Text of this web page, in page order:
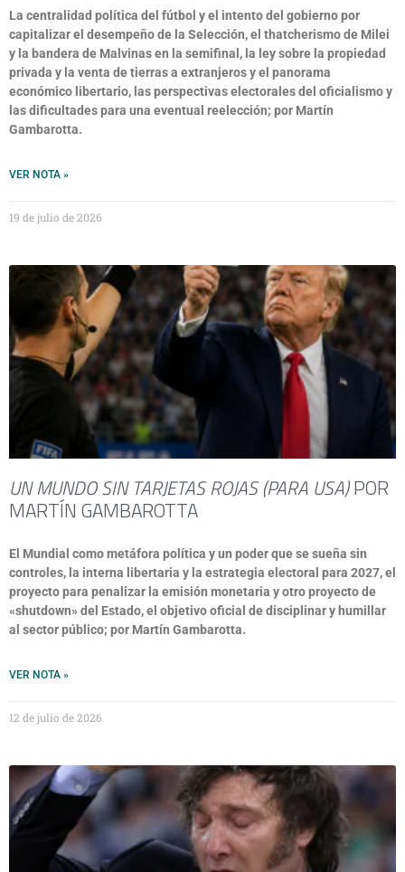
La centralidad política del fútbol y el intento del gobierno por
capitalizar el desempeño de la Selección, el thatcherismo de Milei
y la bandera de Malvinas en la semifinal, la ley sobre la propiedad
privada y la venta de tierras a extranjeros y el panorama
económico libertario, las perspectivas electorales del oficialismo y
las dificultades para una eventual reelección; por Martín
Gambarotta.
VER NOTA »
19 de julio de 2026
UN MUNDO SIN TARJETAS ROJAS (PARA USA)POR
MARTÍN GAMBAROTTA
El Mundial como metáfora política y un poder que se sueña sin
controles, la interna libertaria y la estrategia electoral para 2027, el
proyecto para penalizar la emisión monetaria y otro proyecto de
«shutdown» del Estado, el objetivo oficial de disciplinar y humillar
al sector público; por Martín Gambarotta.
VER NOTA »
12 de julio de 2026